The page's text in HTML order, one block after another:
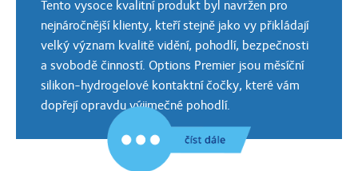
Tento vysoce kvalitní produkt byl navržen pro
nejnáročnější klienty, kteří stejně jako vy přikládají
velký význam kvalitě vidění, pohodlí, bezpečnosti
a svobodě činností. Options Premier jsou měsíční
silikon-hydrogelové kontaktní čočky, které vám
dopřejí opravdu výjimečné pohodlí.